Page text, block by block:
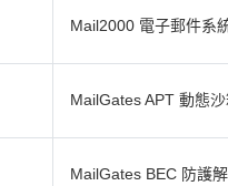
Mail2000 電子郵件系
MailGates APT 動態
MailGates BEC 防護